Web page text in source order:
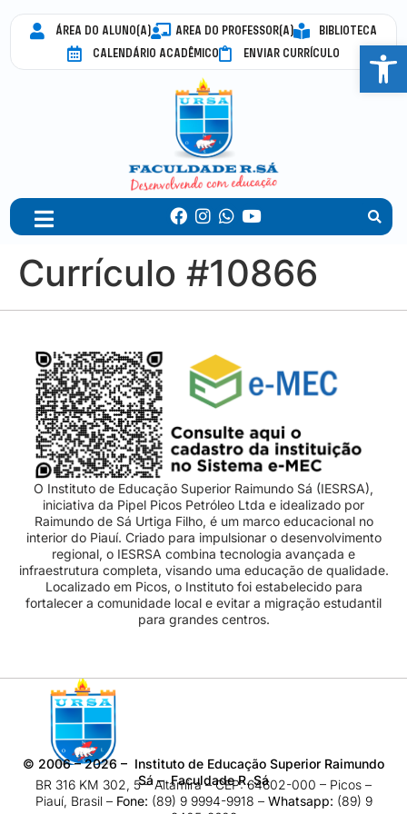
ÁREA DO ALUNO(A) AREA DO PROFESSOR(A)
BIBLIOTECA
CALENDÁRIO ACADÊMICO
ENVIAR CURRÍCULO
Currículo #10866
O Instituto de Educação Superior Raimundo Sá (IESRSA),
iniciativa da Pipel Picos Petróleo Ltda e idealizado por
Raimundo de Sá Urtiga Filho, é um marco educacional no
interior do Piauí. Criado para impulsionar o desenvolvimento
regional, o IESRSA combina tecnologia avançada e
infraestrutura completa, visando uma educação de qualidade.
Localizado em Picos, o Instituto foi estabelecido para
fortalecer a comunidade local e evitar a migração estudantil
para grandes centros.
© 2006 – 2026 – Instituto de Educação Superior Raimundo
Sá – Faculdade R. Sá
BR 316 KM 302, 5 – Altamira – CEP: 64602-000 – Picos –
Piauí, Brasil – Fone: (89) 9 9994-9918​ – Whatsapp: (89) 9
Abrir